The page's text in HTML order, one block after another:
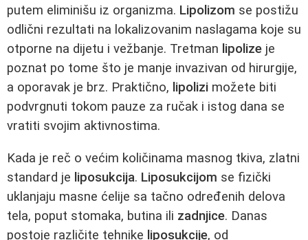
putem eliminišu iz organizma. Lipolizom se postižu
odlični rezultati na lokalizovanim naslagama koje su
otporne na dijetu i vežbanje. Tretman lipolize je
poznat po tome što je manje invazivan od hirurgije,
a oporavak je brz. Praktično, lipolizi možete biti
podvrgnuti tokom pauze za ručak i istog dana se
vratiti svojim aktivnostima.
Kada je reč o većim količinama masnog tkiva, zlatni
standard je liposukcija. Liposukcijom se fizički
uklanjaju masne ćelije sa tačno određenih delova
tela, poput stomaka, butina ili zadnjice. Danas
postoje različite tehnike liposukcije, od